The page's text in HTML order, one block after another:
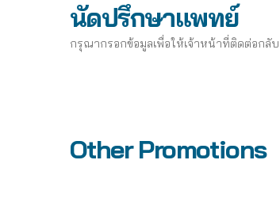
นัดปรึกษาแพทย์
กรุณากรอกข้อมูลเพื่อให้เจ้าหน้าที่ติดต่อกลับ
Other Promotions